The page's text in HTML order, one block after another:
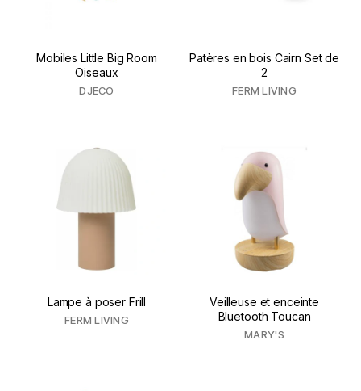
Mobiles Little Big Room
Oiseaux
DJECO
Patères en bois Cairn Set de
2
FERM LIVING
Lampe à poser Frill
FERM LIVING
Veilleuse et enceinte
Bluetooth Toucan
MARY'S